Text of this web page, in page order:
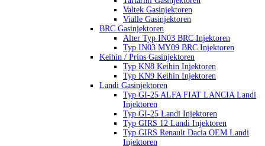
Valtek Gasinjektoren
Vialle Gasinjektoren
BRC Gasinjektoren
Alter Typ IN03 BRC Injektoren
Typ IN03 MY09 BRC Injektoren
Keihin / Prins Gasinjektoren
Typ KN8 Keihin Injektoren
Typ KN9 Keihin Injektoren
Landi Gasinjektoren
Typ GI-25 ALFA FIAT LANCIA Landi
Injektoren
Typ GI-25 Landi Injektoren
Typ GIRS 12 Landi Injektoren
Typ GIRS Renault Dacia OEM Landi
Injektoren